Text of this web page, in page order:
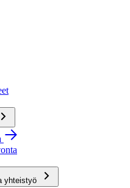
yhteistyö